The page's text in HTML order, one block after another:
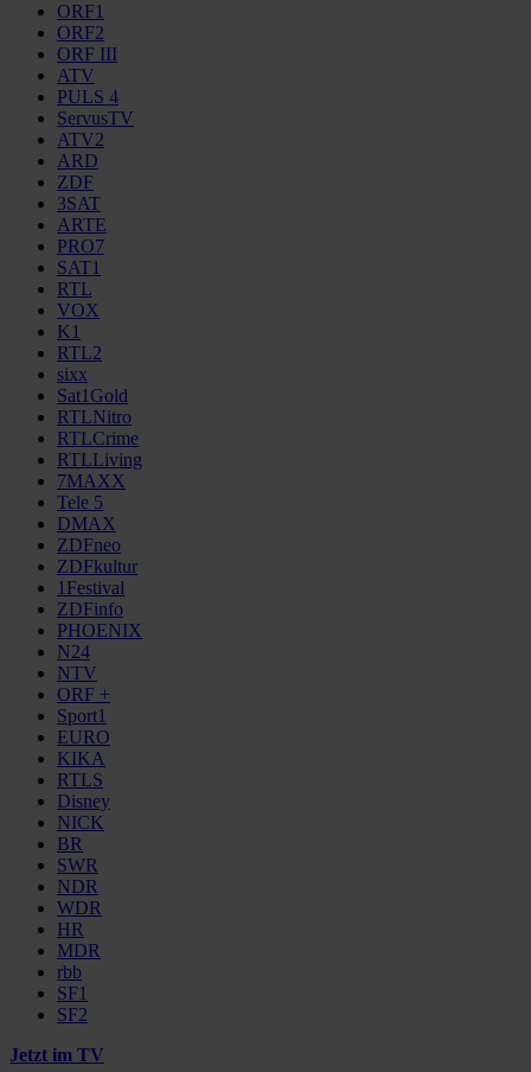
ORF1
ORF2
ORF III
ATV
PULS 4
ServusTV
ATV2
ARD
ZDF
3SAT
ARTE
PRO7
SAT1
RTL
VOX
K1
RTL2
sixx
Sat1Gold
RTLNitro
RTLCrime
RTLLiving
7MAXX
Tele 5
DMAX
ZDFneo
ZDFkultur
1Festival
ZDFinfo
PHOENIX
N24
NTV
ORF +
Sport1
EURO
KIKA
RTLS
Disney
NICK
BR
SWR
NDR
WDR
HR
MDR
rbb
SF1
SF2
Jetzt im TV